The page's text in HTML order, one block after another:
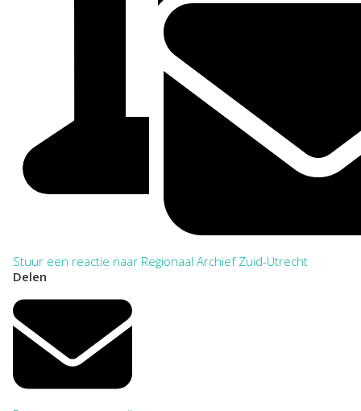
Stuur een reactie naar Regionaal Archief Zuid-Utrecht
Delen